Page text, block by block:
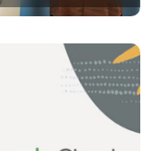
нея